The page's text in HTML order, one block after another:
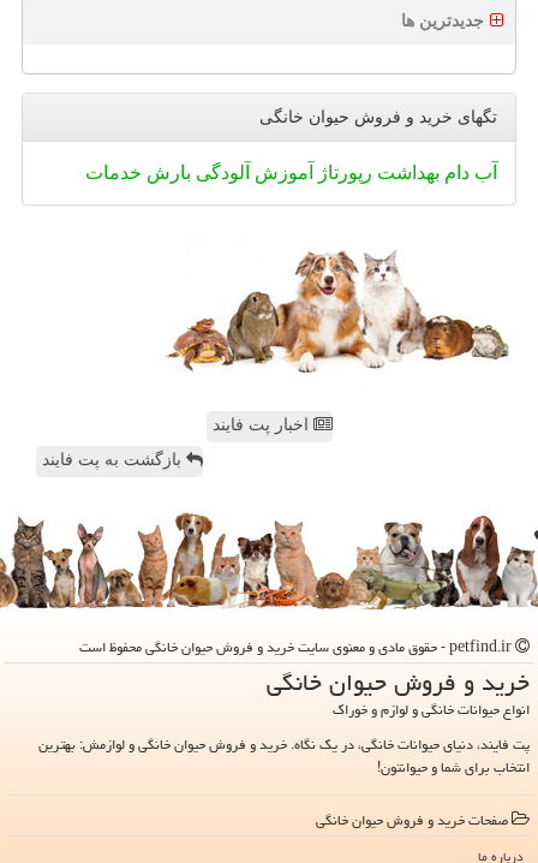
جدیدترین ها
تگهای خرید و فروش حیوان خانگی
آب دام بهداشت رپورتاژ آموزش آلودگی بارش خدمات
اخبار پت فایند
بازگشت به پت فایند
خرید و فروش حیوان خانگی
انواع حیوانات خانگی و لوازم و خوراک
پت فایند، دنیای حیوانات خانگی، در یک نگاه. خرید و فروش حیوان خانگی و لوازمش: بهترین
انتخاب برای شما و حیوانتون!
صفحات خرید و فروش حیوان خانگی
درباره ما